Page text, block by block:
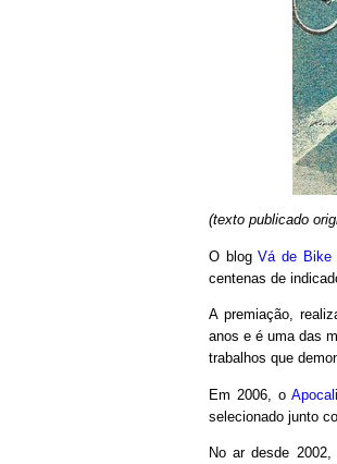
(texto publicado
O blogVá de Bike
centenas de
A premiação,
anos e é uma das
trabalhos que
Em 2006, o
selecionado junto
No ar desde